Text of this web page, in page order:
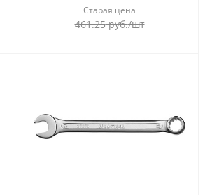
Старая цена
461.25руб./шт